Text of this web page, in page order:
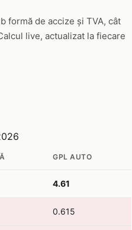
formă de accize și TVA, cât
live, actualizat la fiecare
GPL AUTO
4.61
0.615